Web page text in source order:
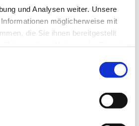
und Analysen weiter. Unsere
möglicherweise mit
die Sie ihnen bereitgestellt